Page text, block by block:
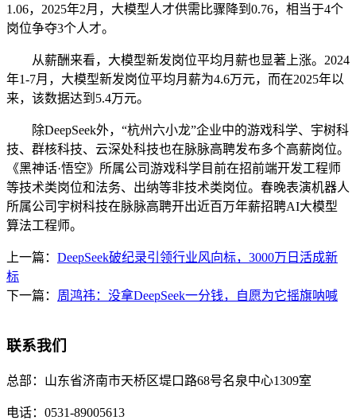
1.06，2025年2月，大模型人才供需比骤降到0.76，相当于4个
岗位争夺3个人才。
从薪酬来看，大模型新发岗位平均月薪也显著上涨。2024
年1-7月，大模型新发岗位平均月薪为4.6万元，而在2025年以
来，该数据达到5.4万元。
除DeepSeek外，“杭州六小龙”企业中的游戏科学、宇树科
技、群核科技、云深处科技也在脉脉高聘发布多个高薪岗位。
《黑神话·悟空》所属公司游戏科学目前在招前端开发工程师
等技术类岗位和法务、出纳等非技术类岗位。春晚表演机器人
所属公司宇树科技在脉脉高聘开出近百万年薪招聘AI大模型
算法工程师。
上一篇： DeepSeek破纪录引领行业风向标，3000万日活成新
标
下一篇： 周鸿祎：没拿DeepSeek一分钱，自愿为它摇旗呐喊
联系我们
总部： 山东省济南市天桥区堤口路68号名泉中心1309室
电话： 0531-89005613